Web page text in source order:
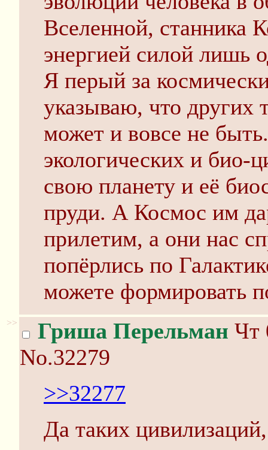
Вселенной, станника
энергией силой лишь
Я перый за
указываю, что других
может и вовсе не
экологических и био-
свою планету и её
пруди. А Космос им
прилетим, а они нас
попёрлись по
можете формировать
>> Гриша Перельман Чт
No.32279
>>32277
Да таких